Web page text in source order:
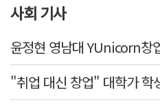
사회 기사